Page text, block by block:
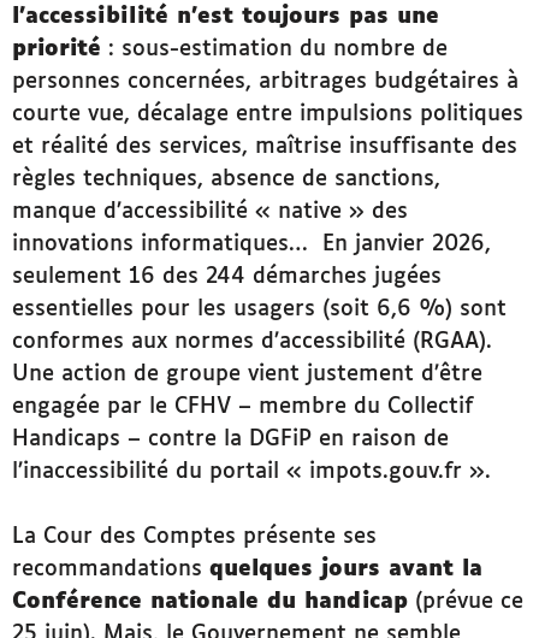
l’accessibilité n’est toujours pas une
priorité : sous-estimation du nombre de
personnes concernées, arbitrages budgétaires à
courte vue, décalage entre impulsions politiques
et réalité des services, maîtrise insuffisante des
règles techniques, absence de sanctions,
manque d’accessibilité « native » des
innovations informatiques… En janvier 2026,
seulement 16 des 244 démarches jugées
essentielles pour les usagers (soit 6,6 %) sont
conformes aux normes d’accessibilité (RGAA).
Une action de groupe vient justement d’être
engagée par le CFHV – membre du Collectif
Handicaps – contre la DGFiP en raison de
l’inaccessibilité du portail « impots.gouv.fr ».
La Cour des Comptes présente ses
recommandations quelques jours avant la
Conférence nationale du handicap (prévue ce